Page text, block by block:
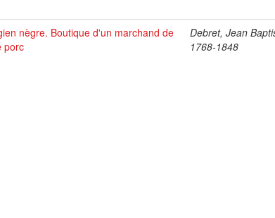
nègre. Boutique d'un marchand de
porc
Debret, Jean
1768-1848